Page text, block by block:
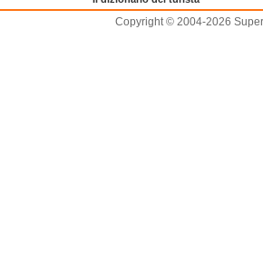
Copyright © 2004-2026